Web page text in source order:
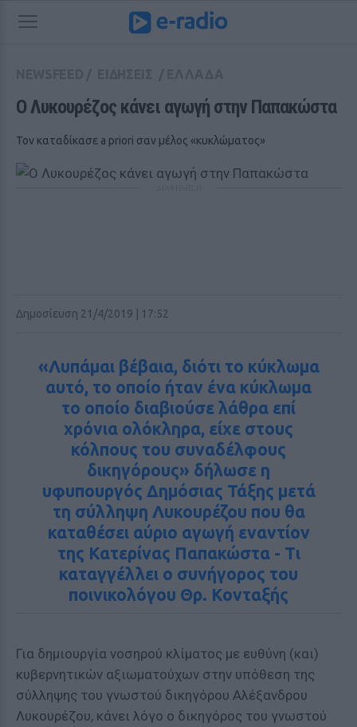
Ο Λυκουρέζος κάνει αγωγή στην Παπακώστα
Τον καταδίκασε a priori σαν μέλος «κυκλώματος»
Δημοσίευση 21/4/2019 | 17:52
«Λυπάμαι βέβαια, διότι το κύκλωμα
αυτό, το οποίο ήταν ένα κύκλωμα
το οποίο διαβιούσε λάθρα επί
χρόνια ολόκληρα, είχε στους
κόλπους του συναδέλφους
δικηγόρους» δήλωσε η
υφυπουργός Δημόσιας Τάξης μετά
τη σύλληψη Λυκουρέζου που θα
καταθέσει αύριο αγωγή εναντίον
της Κατερίνας Παπακώστα - Τι
καταγγέλλει ο συνήγορος του
ποινικολόγου Θρ. Κονταξής
Για δημιουργία νοσηρού κλίματος με ευθύνη (και)
κυβερνητικών αξιωματούχων στην υπόθεση της
σύλληψης του γνωστού δικηγόρου Αλέξανδρου
Λυκουρέζου, κάνει λόγο ο δικηγόρος του γνωστού